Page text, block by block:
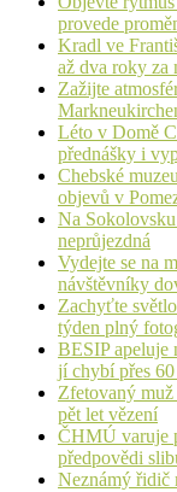
provede
Kradl ve
až dva roky za
Zažijte
Léto v Domě
přednášky i
Chebské
objevů v
Na
neprůjezdná
Vydejte se na
návštěvníky
Zachyťte
týden plný
BESIP apeluje
jí chybí přes
Zfetovaný
pět let vězení
ČHMÚ varuje
předpovědi
Neznámý řidič